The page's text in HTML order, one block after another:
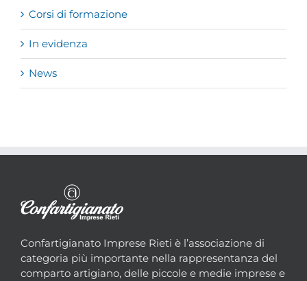
Corsi di formazione
In evidenza
News
Confartigianato Imprese Rieti è l’associazione di
categoria più importante nella rappresentanza del
comparto artigiano, delle piccole e medie imprese e